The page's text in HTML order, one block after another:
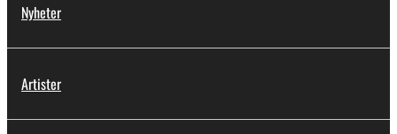
Nyheter
Artister